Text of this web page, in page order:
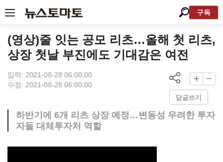
구독
(영상)줄 잇는 공모 리츠…올해 첫 리츠,
상장 첫날 부진에도 기대감은 여전
입력: 2021-08-28 06:00:00
수정: 2021-08-28 06:00:00
답글쓰기
하반기에 6개 리츠 상장 예정…변동성 우려한 투자
자들 대체투자처 역할